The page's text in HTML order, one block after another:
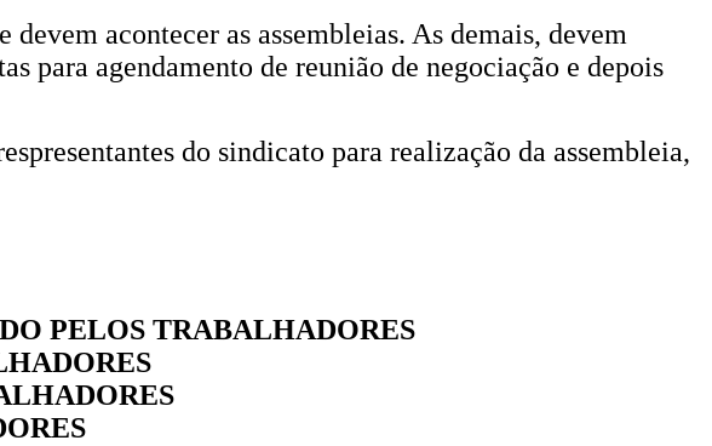
acontecer as assembleias. As demais, devem
para agendamento de reunião de negociação e depois
do sindicato para realização da assembleia,
PELOS TRABALHADORES